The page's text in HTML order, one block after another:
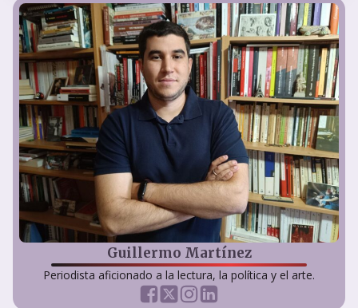
Guillermo Martínez
Periodista aficionado a la lectura, la política y el arte.